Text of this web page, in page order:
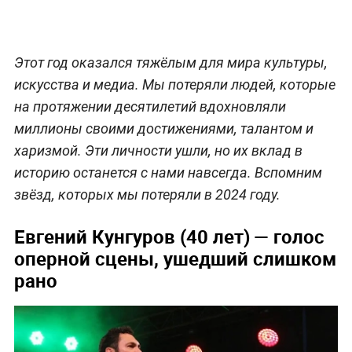
Этот год оказался тяжёлым для мира культуры,
искусства и медиа. Мы потеряли людей, которые
на протяжении десятилетий вдохновляли
миллионы своими достижениями, талантом и
харизмой. Эти личности ушли, но их вклад в
историю останется с нами навсегда. Вспомним
звёзд, которых мы потеряли в 2024 году.
Евгений Кунгуров (40 лет) — голос
оперной сцены, ушедший слишком
рано